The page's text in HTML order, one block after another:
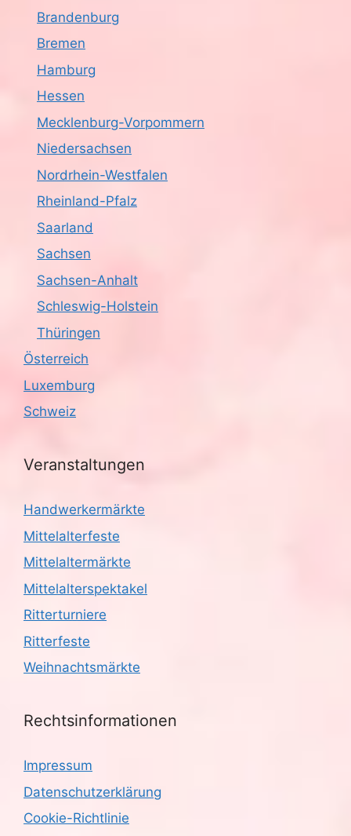
Brandenburg
Bremen
Hamburg
Hessen
Mecklenburg-Vorpommern
Niedersachsen
Nordrhein-Westfalen
Rheinland-Pfalz
Saarland
Sachsen
Sachsen-Anhalt
Schleswig-Holstein
Thüringen
Österreich
Luxemburg
Schweiz
Veranstaltungen
Handwerkermärkte
Mittelalterfeste
Mittelaltermärkte
Mittelalterspektakel
Ritterturniere
Ritterfeste
Weihnachtsmärkte
Rechtsinformationen
Impressum
Datenschutzerklärung
Cookie-Richtlinie